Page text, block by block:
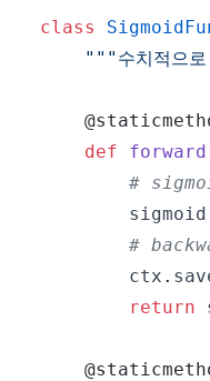
class
"""수치적으
def
forward
#
        sigmoid
#
        ctx
.
return